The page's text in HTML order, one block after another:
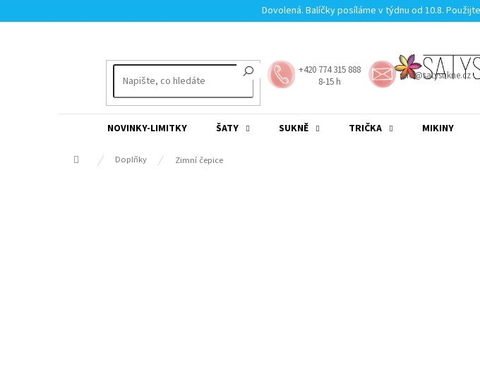
na
Dovolená. Balíčky posíláme v týdnu od 10.8.
+420 774 315 888
8-15 h
info@satysukne.cz
NOVINKY-LIMITKY ŠATY SUKNĚ TRIČKA MIKINY
Domů Doplňky Zimní čepice